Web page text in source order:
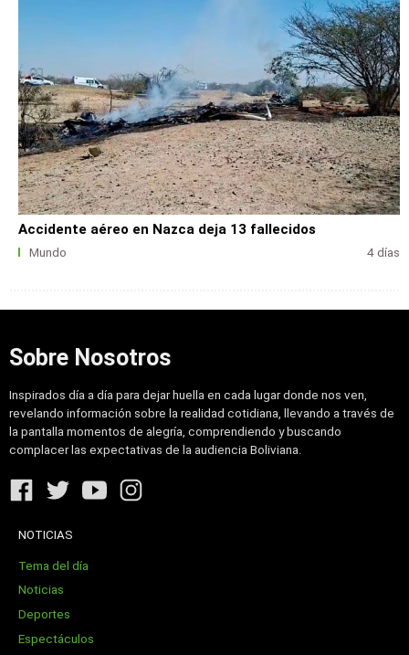
Accidente aéreo en Nazca deja 13 fallecidos
Mundo 4 días
Sobre Nosotros
Inspirados día a día para dejar huella en cada lugar donde nos ven,
revelando información sobre la realidad cotidiana, llevando a través de
la pantalla momentos de alegría, comprendiendo y buscando
complacer las expectativas de la audiencia Boliviana.
NOTICIAS
Tema del día
Noticias
Deportes
Espectáculos